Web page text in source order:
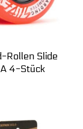
Rollen Slide
4-Stück